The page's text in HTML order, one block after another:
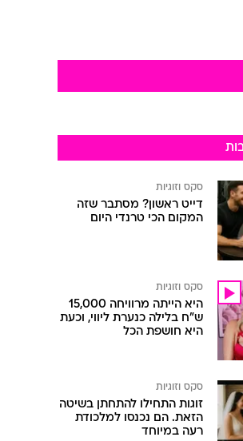
סקס וזוגיות
דייט ראשון? מסתבר שזה
המקום הכי טרנדי היום
סקס וזוגיות
היא הייתה מרוויחה 15,000
ש"ח בלילה כנערת ליווי, וכעת
היא חושפת הכל
סקס וזוגיות
זוגות התחילו להתחתן בשיטה
הזאת. הם נכנסו למלכודת
רעה במיוחד